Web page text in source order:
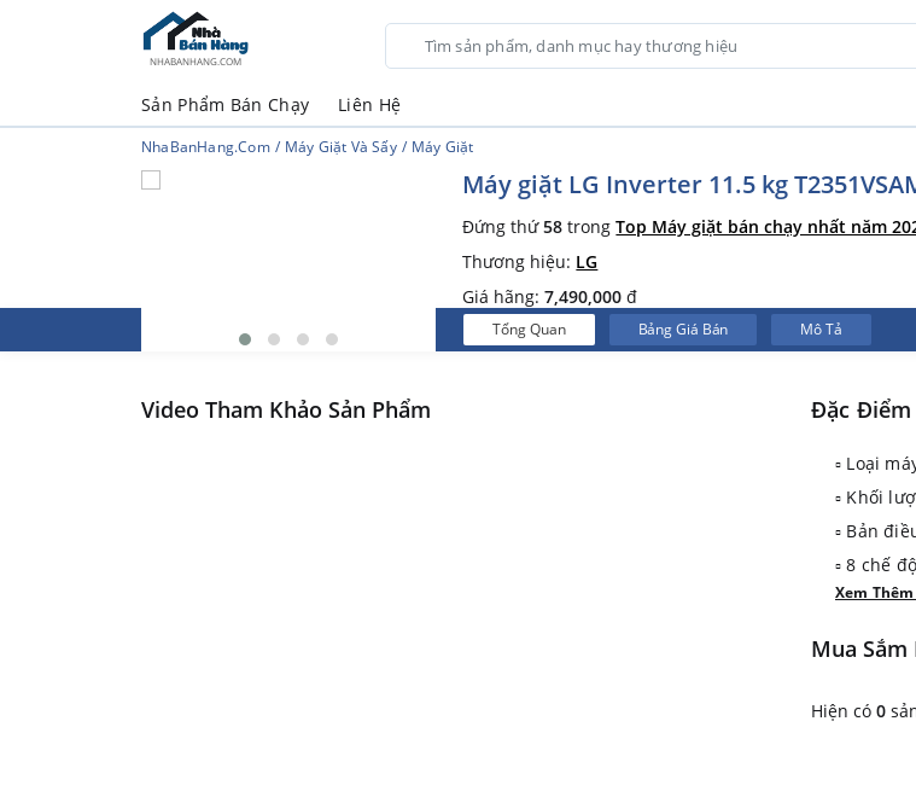
NHABANHANG.COM
Sản Phẩm Bán Chạy Liên Hệ
NhaBanHang.com Máy Giặt Và Sấy Máy Giặt
Máy giặt LG Inverter 11.5 kg
Đứng thứ58 trongTop Máy giặt bán chạy nhất năm
Thương hiệu: LG
Giá hãng:7,490,000 đ
Tổng Quan Bảng Giá Bán Mô Tả
Video Tham Khảo Sản Phẩm Đặc Điểm
▫ Loại
▫ Khối
▫ Bản
▫ 8 chế
▫ Truyền
▫ Tốc
▫ Lồng
Xem
Mua Sắm
Hiện có 0